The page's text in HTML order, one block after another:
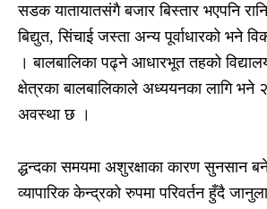
सडक यातायातसंगै बजार बिस्तार भएपनि
बिद्युत, सिंचाई जस्ता अन्य पूर्वाधारको भने
। बालबालिका पढ्ने आधारभूत तहको
क्षेत्रका बालबालिकाले अध्ययनका लागि भने २
अवस्था छ ।
द्धन्दका समयमा अशुरक्षाका कारण सुनसान
व्यापारिक केन्द्रको रुपमा परिवर्तन हुँदै